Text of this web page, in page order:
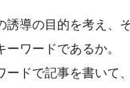
誘導の目的を考え、
ーワードであるか。
ードで記事を書いて